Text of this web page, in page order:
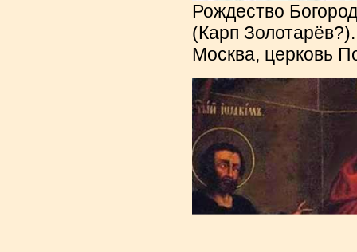
Рождество
(Карп
Москва, церковь